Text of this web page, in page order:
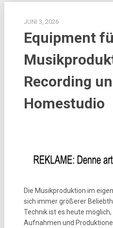
JUNI 3, 2026
Equipment
Recording
Homestudio
Die Musikproduktion im
sich immer größerer
Technik ist es heute
Aufnahmen und